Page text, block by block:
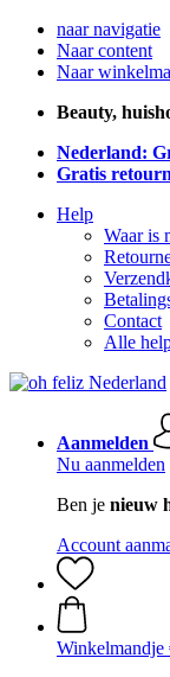
naar navigatie
Naar content
Naar
Beauty,
Nederland:
Gratis
Help
Waar is
Contact
Alle
Aanmelden
Nu aanmelden
Ben je nieuw
Account
Winkelmandje